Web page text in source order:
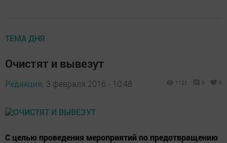
ТЕМА ДНЯ
Очистят и вывезут
Редакция, 3 февраля 2016 - 10:48 1121 0 0
С целью проведения мероприятий по предотвращению